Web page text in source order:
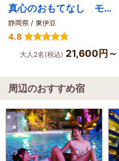
真心のおもてなし モダン宿坊 禅の湯
静岡県 / 東伊豆
4.8
大人2名(税込) 21,600円～
周辺のおすすめ宿